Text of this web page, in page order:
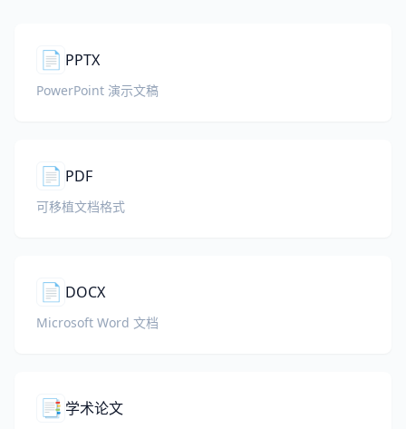
📄 PPTX
PowerPoint 演示文稿
📄 PDF
可移植文档格式
📄 DOCX
Microsoft Word 文档
📑 学术论文